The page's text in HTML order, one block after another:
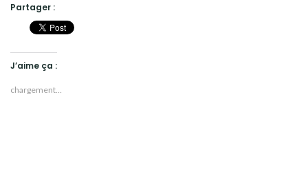
Partager :
J’aime ça :
chargement…